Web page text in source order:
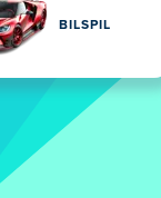
BILSPIL